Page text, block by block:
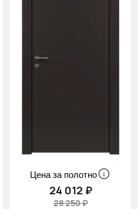
Цена за полотно
24 012 ₽
28 250 ₽